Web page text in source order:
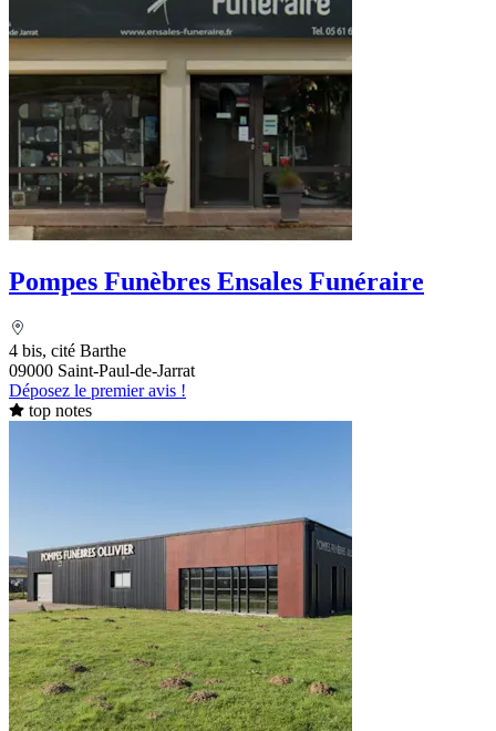
Pompes Funèbres Ensales Funéraire
4 bis, cité Barthe
09000 Saint-Paul-de-Jarrat
Déposez le premier avis !
top notes